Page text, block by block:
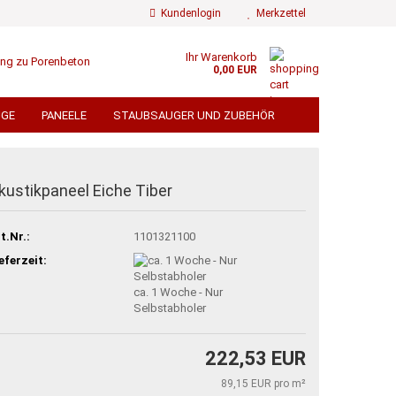
Kundenlogin
erstellen
Merkzettel
Ihr Warenkorb
0,00 EUR
PANEELE STAUBSAUGER UND ZUBEHÖR
TORE UND SICHTSCHUTZ
ALU KASCHIERT TERRASSENDIELEN
% GROSSPOSTEN % VERSANDKOSTENFREI
Eiche Tiber
1101321100
ca. 1 Woche - Nur
Selbstabholer
222,53 EUR
89,15 EUR pro m²